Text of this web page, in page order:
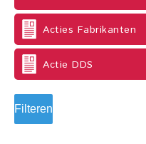
Acties Fabrikanten
Actie DDS
Filteren